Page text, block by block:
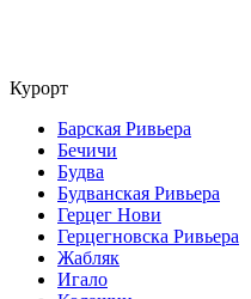
Курорт
Барская Ривьера
Бечичи
Будва
Будванская Ривьера
Герцег Нови
Герцегновска Ривьера
Жабляк
Игало